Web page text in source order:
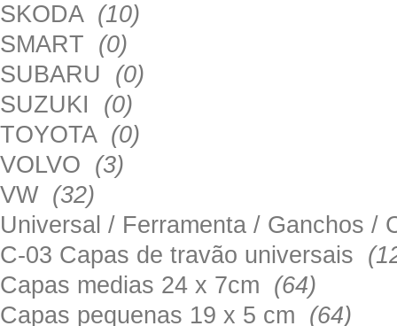
SKODA (10)
SMART (0)
SUBARU (0)
SUZUKI (0)
TOYOTA (0)
VOLVO (3)
VW (32)
Universal / Ferramenta / Ganchos
C-03 Capas de travão universais
Capas medias 24 x 7cm (64)
Capas pequenas 19 x 5 cm (64)